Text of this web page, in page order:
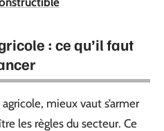
: ce qu’il faut
mieux vaut s’armer
les règles du secteur. Ce